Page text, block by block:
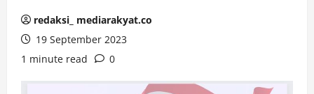
redaksi_ mediarakyat.co
19 September 2023
1 minute read
0